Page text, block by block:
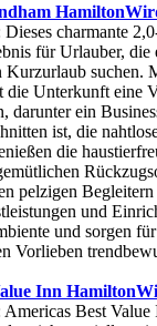
Hamilton
Dieses charmante
für Urlauber, die
Kurzurlaub suchen.
die Unterkunft eine
darunter ein
ist, die
die
pelzigen
und
und sorgen
Vorlieben
Inn Hamilton
Americas Best